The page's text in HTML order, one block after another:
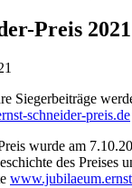
Preis
Siegerbeiträge
schneider-preis.de
wurde am
des Preises